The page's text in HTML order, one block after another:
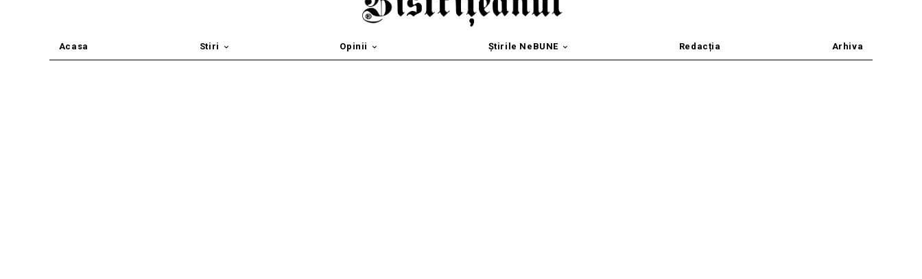
Acasa Stiri Opinii Știrile NeBUNE Redacția Arhiva